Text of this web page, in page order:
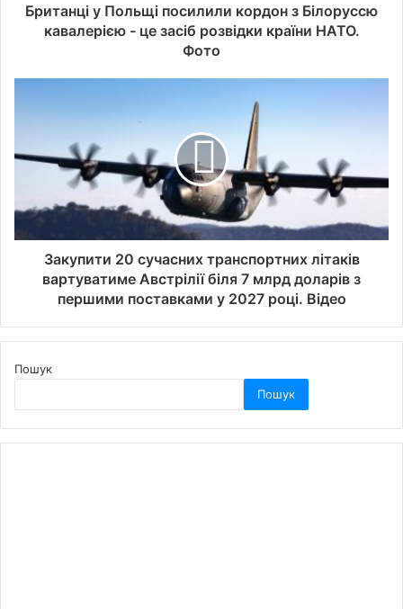
Британці у Польщі посилили кордон з Білоруссю
кавалерією - це засіб розвідки країни НАТО.
Фото
Закупити 20 сучасних транспортних літаків
вартуватиме Австрілії біля 7 млрд доларів з
першими поставками у 2027 році. Відео
Пошук
Пошук